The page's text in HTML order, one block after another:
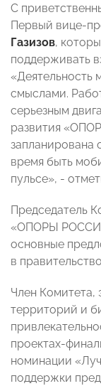
С
Первый вице-
Газизов,
поддерживать
«Деятельность
смыслами.
серьезным
развития
запланирована
время быть
пульсе», -
Председатель
«ОПОРЫ
основные
в
Член Комитета,
территорий и
проектах-
номинации
поддержки